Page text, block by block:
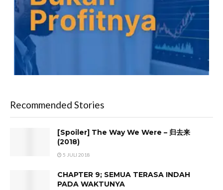
Recommended Stories
[Spoiler] The Way We Were – 归去来
(2018)
5 JULI 2018
CHAPTER 9; SEMUA TERASA INDAH
PADA WAKTUNYA